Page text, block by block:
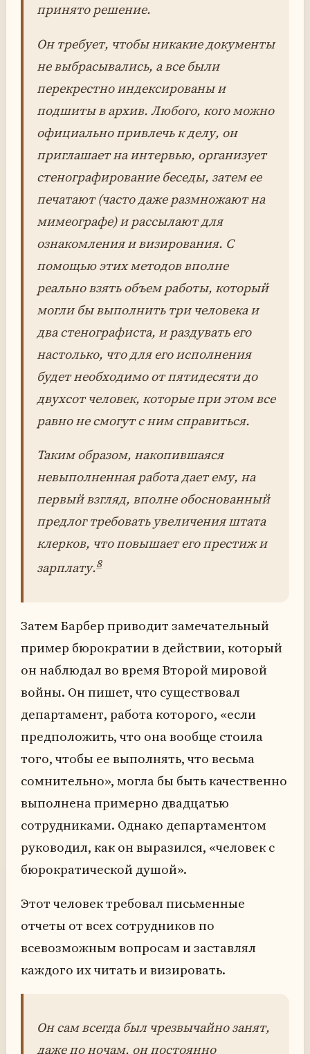
принято решение.
Он требует, чтобы никакие документы
не выбрасывались, а все были
перекрестно индексированы и
подшиты в архив. Любого, кого можно
официально привлечь к делу, он
приглашает на интервью, организует
стенографирование беседы, затем ее
печатают (часто даже размножают на
мимеографе) и рассылают для
ознакомления и визирования. С
помощью этих методов вполне
реально взять объем работы, который
могли бы выполнить три человека и
два стенографиста, и раздувать его
настолько, что для его исполнения
будет необходимо от пятидесяти до
двухсот человек, которые при этом все
равно не смогут с ним справиться.
Таким образом, накопившаяся
невыполненная работа дает ему, на
первый взгляд, вполне обоснованный
предлог требовать увеличения штата
клерков, что повышает его престиж и
зарплату.8
Затем Барбер приводит замечательный
пример бюрократии в действии, который
он наблюдал во время Второй мировой
войны. Он пишет, что существовал
департамент, работа которого, «если
предположить, что она вообще стоила
того, чтобы ее выполнять, что весьма
сомнительно», могла бы быть качественно
выполнена примерно двадцатью
сотрудниками. Однако департаментом
руководил, как он выразился, «человек с
бюрократической душой».
Этот человек требовал письменные
отчеты от всех сотрудников по
всевозможным вопросам и заставлял
каждого их читать и визировать.
Он сам всегда был чрезвычайно занят,
даже по ночам, он постоянно